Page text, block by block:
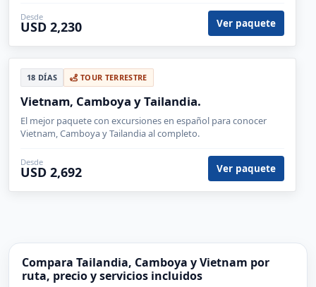
Desde
USD 2,230 Ver paquete
18 DÍAS TOUR TERRESTRE
Vietnam, Camboya y Tailandia.
El mejor paquete con excursiones en español para conocer
Vietnam, Camboya y Tailandia al completo.
Desde
USD 2,692 Ver paquete
Compara Tailandia, Camboya y Vietnam por
ruta, precio y servicios incluidos